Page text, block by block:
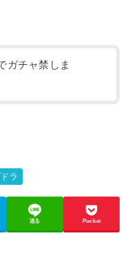
ガチャ禁しま
ラ
送る Pocket